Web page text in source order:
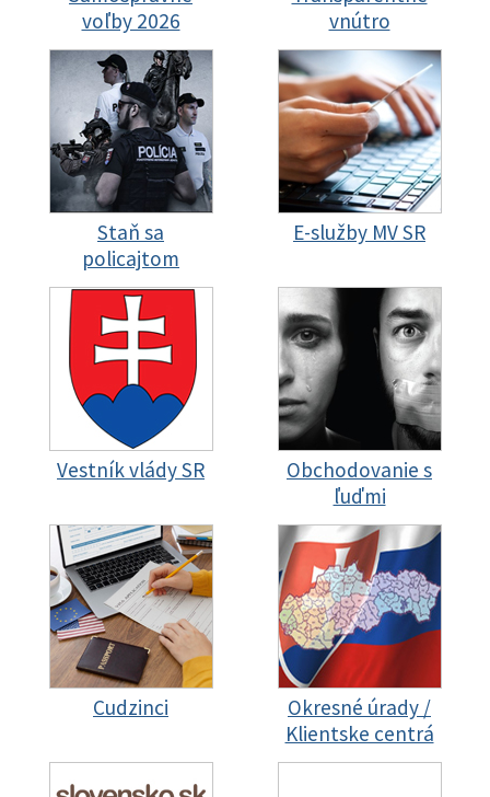
voľby 2026
vnútro
Staň sa
policajtom
E-služby MV SR
Vestník vlády SR
Obchodovanie s
ľuďmi
Cudzinci
Okresné úrady /
Klientske centrá